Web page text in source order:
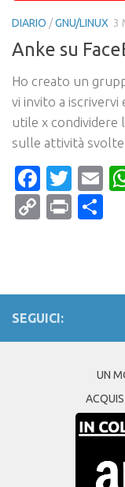
DIARIO /GNU/LINUX 3
Anke su
Ho creato un
vi invito a
utile x condividere
sulle attività svolte
CopyPrint
SEGUICI:
UN